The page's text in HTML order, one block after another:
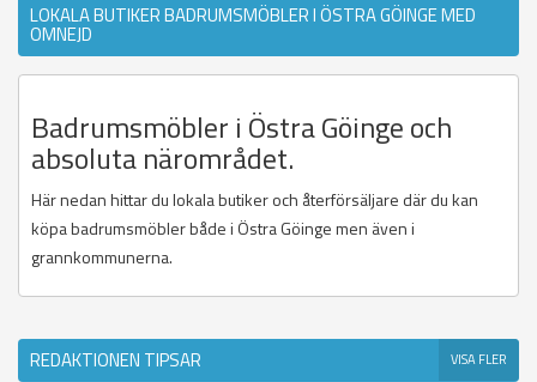
LOKALA BUTIKER BADRUMSMÖBLER I ÖSTRA GÖINGE MED
OMNEJD
Badrumsmöbler i Östra Göinge och
absoluta närområdet.
Här nedan hittar du lokala butiker och återförsäljare där du kan
köpa badrumsmöbler både i Östra Göinge men även i
grannkommunerna.
REDAKTIONEN TIPSAR VISA FLER